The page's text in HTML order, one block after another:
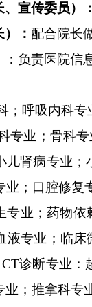
、宣传委员）
： 配合院长
：负责医院信
；呼吸内科
专业；骨科
儿肾病专业；
业；口腔修
专业；药物
液专业；临
CT诊断专业：
业；推拿科专